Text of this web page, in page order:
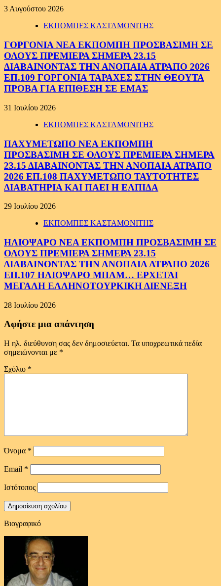
3 Αυγούστου 2026
ΕΚΠΟΜΠΕΣ ΚΑΣΤΑΜΟΝΙΤΗΣ
ΓΟΡΓΟΝΙΑ ΝΕΑ ΕΚΠΟΜΠΗ ΠΡΟΣΒΑΣΙΜΗ ΣΕ
ΟΛΟΥΣ ΠΡΕΜΙΕΡΑ ΣΗΜΕΡΑ 23.15
ΔΙΑΒΑΙΝΟΝΤΑΣ ΤΗΝ ΑΝΟΠΑΙΑ ΑΤΡΑΠΟ 2026
ΕΠ.109 ΓΟΡΓΟΝΙΑ ΤΑΡΑΧΕΣ ΣΤΗΝ ΘΕΟΥΤΑ
ΠΡΟΒΑ ΓΙΑ ΕΠΙΘΕΣΗ ΣΕ ΕΜΑΣ
31 Ιουλίου 2026
ΕΚΠΟΜΠΕΣ ΚΑΣΤΑΜΟΝΙΤΗΣ
ΠΑΧΥΜΕΤΩΠΟ ΝΕΑ ΕΚΠΟΜΠΗ
ΠΡΟΣΒΑΣΙΜΗ ΣΕ ΟΛΟΥΣ ΠΡΕΜΙΕΡΑ ΣΗΜΕΡΑ
23.15 ΔΙΑΒΑΙΝΟΝΤΑΣ ΤΗΝ ΑΝΟΠΑΙΑ ΑΤΡΑΠΟ
2026 ΕΠ.108 ΠΑΧΥΜΕΤΩΠΟ ΤΑΥΤΟΤΗΤΕΣ
ΔΙΑΒΑΤΗΡΙΑ ΚΑΙ ΠΑΕΙ Η ΕΛΠΙΔΑ
29 Ιουλίου 2026
ΕΚΠΟΜΠΕΣ ΚΑΣΤΑΜΟΝΙΤΗΣ
ΗΛΙΟΨΑΡΟ ΝΕΑ ΕΚΠΟΜΠΗ ΠΡΟΣΒΑΣΙΜΗ ΣΕ
ΟΛΟΥΣ ΠΡΕΜΙΕΡΑ ΣΗΜΕΡΑ 23.15
ΔΙΑΒΑΙΝΟΝΤΑΣ ΤΗΝ ΑΝΟΠΑΙΑ ΑΤΡΑΠΟ 2026
ΕΠ.107 ΗΛΙΟΨΑΡΟ ΜΠΑΜ… ΕΡΧΕΤΑΙ
ΜΕΓΑΛΗ ΕΛΛΗΝΟΤΟΥΡΚΙΚΗ ΔΙΕΝΕΞΗ
28 Ιουλίου 2026
Αφήστε μια απάντηση
Η ηλ. διεύθυνση σας δεν δημοσιεύεται. Τα υποχρεωτικά πεδία
σημειώνονται με *
Σχόλιο *
Όνομα *
Email *
Ιστότοπος
Βιογραφικό